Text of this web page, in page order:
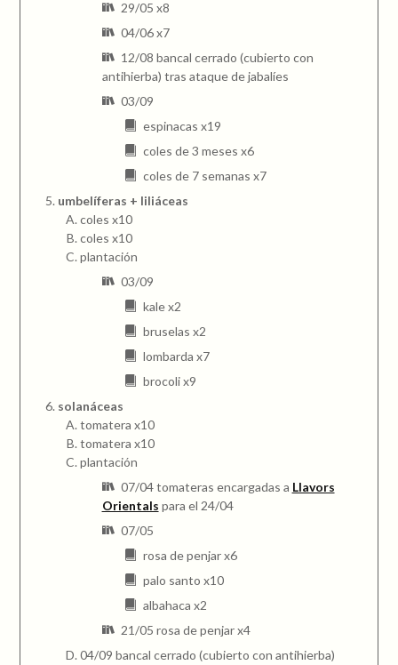
29/05 x8
04/06 x7
12/08 bancal cerrado (cubierto con
antihierba) tras ataque de jabalíes
03/09
espinacas x19
coles de 3 meses x6
coles de 7 semanas x7
umbelíferas + liliáceas
coles x10
coles x10
plantación
03/09
kale x2
bruselas x2
lombarda x7
brocoli x9
solanáceas
tomatera x10
tomatera x10
plantación
07/04 tomateras encargadas a Llavors
Orientals para el 24/04
07/05
rosa de penjar x6
palo santo x10
albahaca x2
21/05 rosa de penjar x4
04/09 bancal cerrado (cubierto con antihierba)